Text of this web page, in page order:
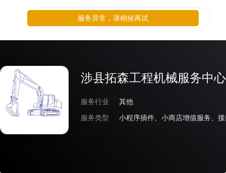
涉县拓森工程机械服务中心
服务行业
其他
服务类型
服务异常，请稍候再试